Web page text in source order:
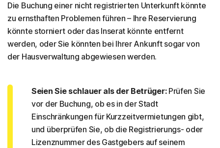
Die Buchung einer nicht registrierten Unterkunft könnte
zu ernsthaften Problemen führen – Ihre Reservierung
könnte storniert oder das Inserat könnte entfernt
werden, oder Sie könnten bei Ihrer Ankunft sogar von
der Hausverwaltung abgewiesen werden.
Seien Sie schlauer als der Betrüger:Prüfen Sie
vor der Buchung, ob es in der Stadt
Einschränkungen für Kurzzeitvermietungen gibt,
und überprüfen Sie, ob die Registrierungs- oder
Lizenznummer des Gastgebers auf seinem